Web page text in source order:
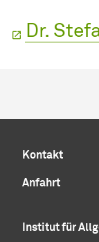
Dr.
Kontakt
Anfahrt
Institut für